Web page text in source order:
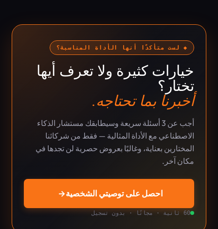
◆ لست متأكدًا أنها الأداة المناسبة؟
خيارات كثيرة ولا تعرف أيها
تختار؟
أخبرنا بما تحتاجه.
أجب عن 3 أسئلة سريعة وسيطابقك مستشار الذكاء
الاصطناعي مع الأداة المثالية — فقط من شركائنا
المختارين بعناية، وغالبًا بعروض حصرية لن تجدها في
مكان آخر.
احصل على توصيتي الشخصية→
60 ثانية · مجانًا · بدون تسجيل